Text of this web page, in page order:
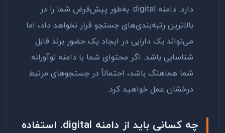
دارد. دامنه .digital به‌طور پیش‌فرض شما را در
بالاترین رتبه‌بندی‌های جستجو قرار نخواهد داد، اما
می‌تواند یک دارایی در ایجاد یک حضور برند قابل
شناسایی باشد. اگر محتوای شما با دامنه نوآورانه
شما هماهنگ باشد، احتمالاً در جستجوهای مرتبط
درخشان عمل خواهید کرد.
چه کسانی باید از دامنه .digital استفاده